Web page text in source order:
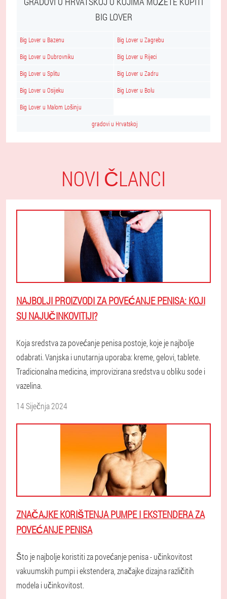
BIG LOVER
Big Lover u Bazenu Big Lover u Zagrebu
Big Lover u Dubrovniku Big Lover u Rijeci
Big Lover u Splitu Big Lover u Zadru
Big Lover u Osijeku Big Lover u Bolu
Big Lover u Malom Lošinju
gradovi u Hrvatskoj
NOVI ČLANCI
NAJBOLJI PROIZVODI ZA POVEĆANJE PENISA: KOJI
SU NAJUČINKOVITIJI?
Koja sredstva za povećanje penisa postoje, koje je najbolje
odabrati. Vanjska i unutarnja uporaba: kreme, gelovi, tablete.
Tradicionalna medicina, improvizirana sredstva u obliku sode i
vazelina.
14 Siječnja 2024
ZNAČAJKE KORIŠTENJA PUMPE I EKSTENDERA ZA
POVEĆANJE PENISA
Što je najbolje koristiti za povećanje penisa - učinkovitost
vakuumskih pumpi i ekstendera, značajke dizajna različitih
modela i učinkovitost.